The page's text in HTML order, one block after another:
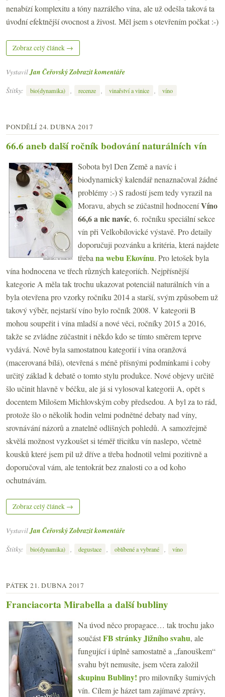
nenabízí komplexitu a tóny nazrálého vína, ale už odešla taková ta
úvodní efektnější ovocnost a živost. Měl jsem s otevřením počkat :-)
Zobraz celý článek →
VystavilJan ČeřovskýZobrazit komentáře
Štítky:
bio(dynamika) , recenze , vinařství a vinice , víno
PONDĚLÍ 24. DUBNA 2017
66.6 aneb další ročník bodování naturálních vín
Sobota byl Den Země a navíc i
biodynamický kalendář nenaznačoval žádné
problémy :-) S radostí jsem tedy vyrazil na
Moravu, abych se zúčastnil hodnoceníVíno
66,6 a nic navíc, 6. ročníku speciální sekce
vín při Velkobílovické výstavě. Pro detaily
doporučuji pozvánku a kritéria, která najdete
třeba na webu Ekovínu. Pro letošek byla
vína hodnocena ve třech různých kategoriích. Nejpřísnější
kategorie A měla tak trochu ukazovat potenciál naturálních vín a
byla otevřena pro vzorky ročníku 2014 a starší, svým způsobem už
takový výběr, nejstarší víno bylo ročník 2008. V kategorii B
mohou soupeřit i vína mladší a nové věci, ročníky 2015 a 2016,
takže se zvládne zúčastnit i někdo kdo se tímto směrem teprve
vydává. Nově byla samostatnou kategorií i vína oranžová
(macerovaná bílá), otevřená s méně přísnými podmínkami i coby
určitý základ k debatě o tomto stylu produkce. Nové objevy určitě
šlo učinit hlavně v béčku, ale já si vylosoval kategorii A, opět s
docentem Milošem Michlovským coby předsedou. A byl za to rád,
protože šlo o několik hodin velmi podnětné debaty nad víny,
srovnávání názorů a znatelně odlišných pohledů. A samozřejmě
skvělá možnost vyzkoušet si téměř třicítku vín naslepo, včetně
kousků které jsem pil už dříve a třeba hodnotil velmi pozitivně a
doporučoval vám, ale tentokrát bez znalosti co a od koho
ochutnávám.
Zobraz celý článek →
VystavilJan ČeřovskýZobrazit komentáře
Štítky:
bio(dynamika) degustace oblíbené a vybrané víno
PÁTEK 21. DUBNA 2017
Franciacorta Mirabella a další bubliny
Na úvod něco propagace… tak trochu jako
součástFB stránky Jižního svahu, ale
fungující i úplně samostatně a „fanouškem“
svahu být nemusíte, jsem včera založil
skupinu Bubliny! pro milovníky šumivých
vín. Cílem je házet tam zajímavé zprávy,